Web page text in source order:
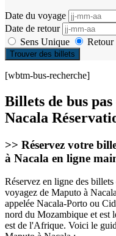
Date du voyage
Date de retour
Sens Unique
Retour
Trouver des billets
[wbtm-bus-recherche]
Billets de bus
Nacala
>> Réservez votre
à Nacala en ligne
Réservez en ligne des
voyagez de Maputo à
appelée Nacala-Porto ou
nord du Mozambique et est
est de l'Afrique. Voici le